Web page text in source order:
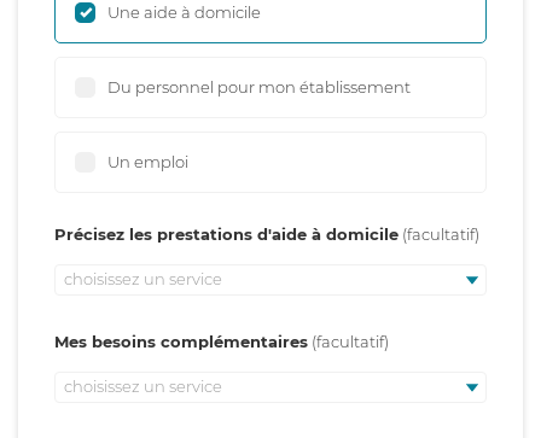
Une aide à domicile
Du personnel pour mon établissement
Un emploi
Précisez les prestations d'aide à domicile
choisissez un service
Mes besoins complémentaires
choisissez un service